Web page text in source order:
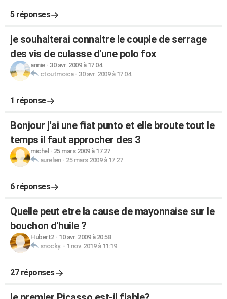
5 réponses
je souhaiterai connaitre le couple de serrage
des vis de culasse d'une polo fox
annie- 30 avr. 2009 à 17:04
ctoutmoica- 30 avr. 2009 à 17:04
1 réponse
Bonjour j'ai une fiat punto et elle broute tout le
temps il faut approcher des 3
michel - 25 mars 2009 à 17:27
aurelien- 25 mars 2009 à 17:27
6 réponses
Quelle peut etre la cause de mayonnaise sur le
bouchon d'huile ?
Hubert2- 10 avr. 2009 à 20:58
snocky. - 1 nov. 2019 à 11:19
27 réponses